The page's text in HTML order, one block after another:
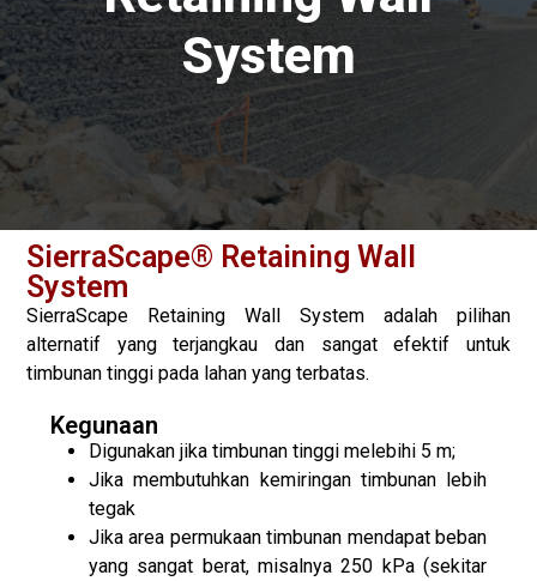
System
SierraScape® Retaining Wall
System
SierraScape Retaining Wall System adalah pilihan
alternatif yang terjangkau dan sangat efektif untuk
timbunan tinggi pada lahan yang terbatas.
Kegunaan
Digunakan jika timbunan tinggi melebihi 5 m;
Jika membutuhkan kemiringan timbunan lebih
tegak
Jika area permukaan timbunan mendapat beban
yang sangat berat, misalnya 250 kPa (sekitar